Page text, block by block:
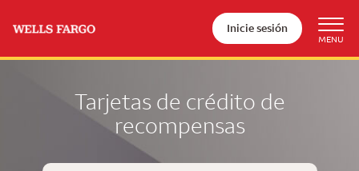
Inicie sesión
Tarjetas de crédito de
recompensas